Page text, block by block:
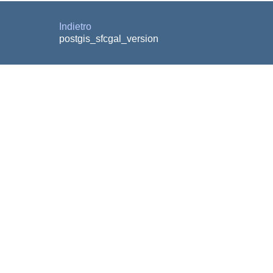
Indietro
postgis_sfcgal_version